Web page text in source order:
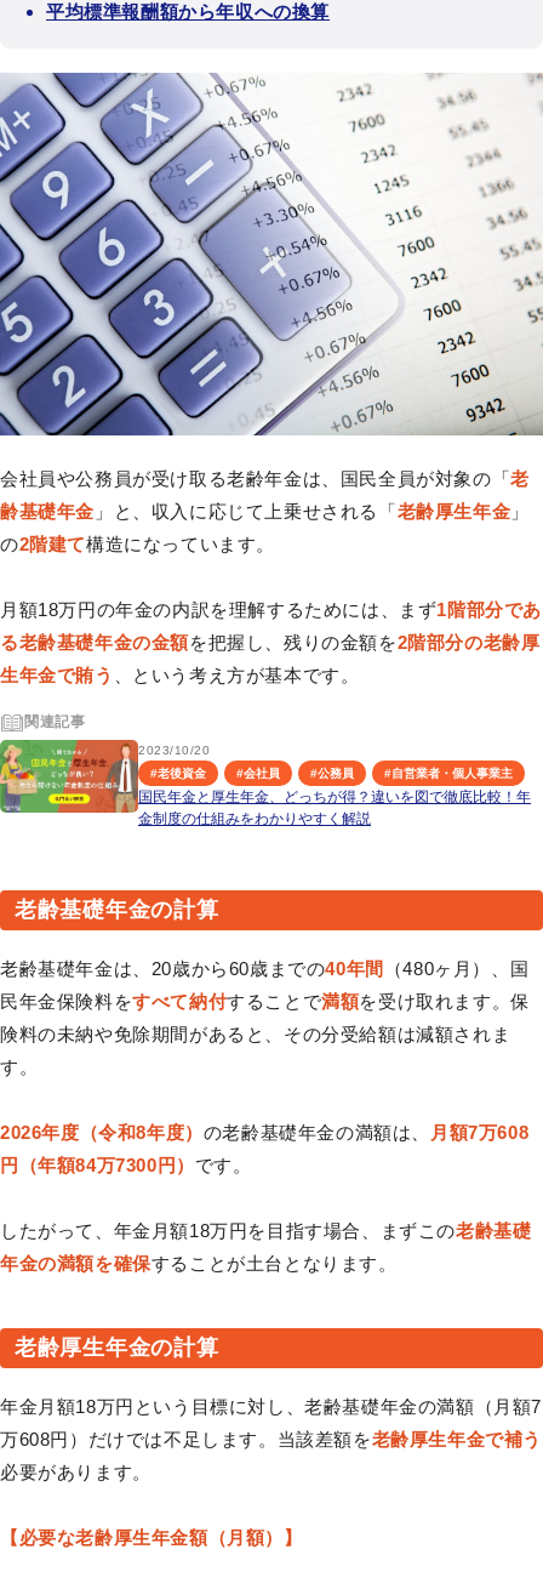
平均標準報酬額から年収への換算
会社員や公務員が受け取る老齢年金は、国民全員が対象の「老
齢基礎年金 」と、収入に応じて上乗せされる「老齢厚生年金 」
の2階建て構造になっています。
月額18万円の年金の内訳を理解するためには、まず1階部分であ
る老齢基礎年金の金額を把握し、残りの金額を2階部分の老齢厚
生年金で賄う
、という考え方が基本です。
関連記事
2023/10/20
#老後資金 #会社員 #公務員 #自営業者・個人事業主
国民年金と厚生年金、どっちが得？違いを図で徹底比較！年
金制度の仕組みをわかりやすく解説
老齢基礎年金の計算
老齢基礎年金は、20歳から60歳までの40年間
（480ヶ月）、国
民年金保険料をすべて納付することで満額を受け取れます。保
険料の未納や免除期間があると、その分受給額は減額されま
す。
2026年度（令和8年度） の老齢基礎年金の満額は、
月額7万608
円（年額84万7300円） です。
したがって、年金月額18万円を目指す場合、まずこの老齢基礎
年金の満額を確保することが土台となります。
老齢厚生年金の計算
年金月額18万円という目標に対し、老齢基礎年金の満額（月額7
万608円）だけでは不足します。当該差額を老齢厚生年金で補う
必要があります。
【必要な老齢厚生年金額（月額）】